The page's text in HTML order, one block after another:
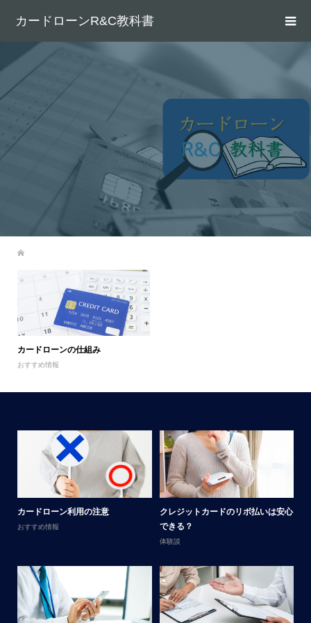
カードローンR&C教科書
カードローンの仕組み
おすすめ情報
カードローン利用の注意
おすすめ情報
クレジットカードのリボ払いは安心
できる？
体験談